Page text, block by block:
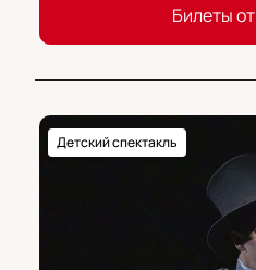
Билеты от
Детский спектакль